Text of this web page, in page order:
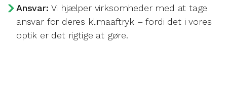
Ansvar: Vi hjælper virksomheder med at tage
ansvar for deres klimaaftryk – fordi det i vores
optik er det rigtige at gøre.